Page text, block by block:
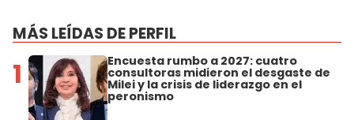
MÁS LEÍDAS DE PERFIL
1 Encuesta rumbo a 2027: cuatro
consultoras midieron el desgaste de
Milei y la crisis de liderazgo en el
peronismo